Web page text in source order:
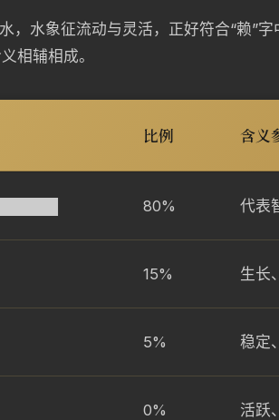
，水象征流动与灵活，正好符合“赖”
相辅相成。
比例 含义
80% 代表
15% 生长
5% 稳定
0% 活跃